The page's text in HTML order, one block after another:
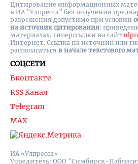
ИА «Улпресса»
Учредитель: ООО "Симбирск-
СОЦСЕТИ
Вконтакте
RSS Канал
Telegram
MAX
Цитирование информационных
в ИА "Улпресса" без получения
разрешения допустимо при условии
на источник цитирования:
материалах, гиперссылки на cайт
Интернет. Ссылка на источник или
располагаться в начале текстового